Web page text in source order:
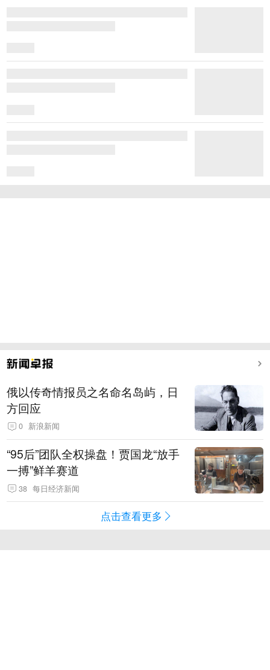
俄以传奇情报员之名命名岛屿，日
方回应
0 新浪新闻
“95后”团队全权操盘！贾国龙“放手
一搏”鲜羊赛道
38 每日经济新闻
点击查看更多